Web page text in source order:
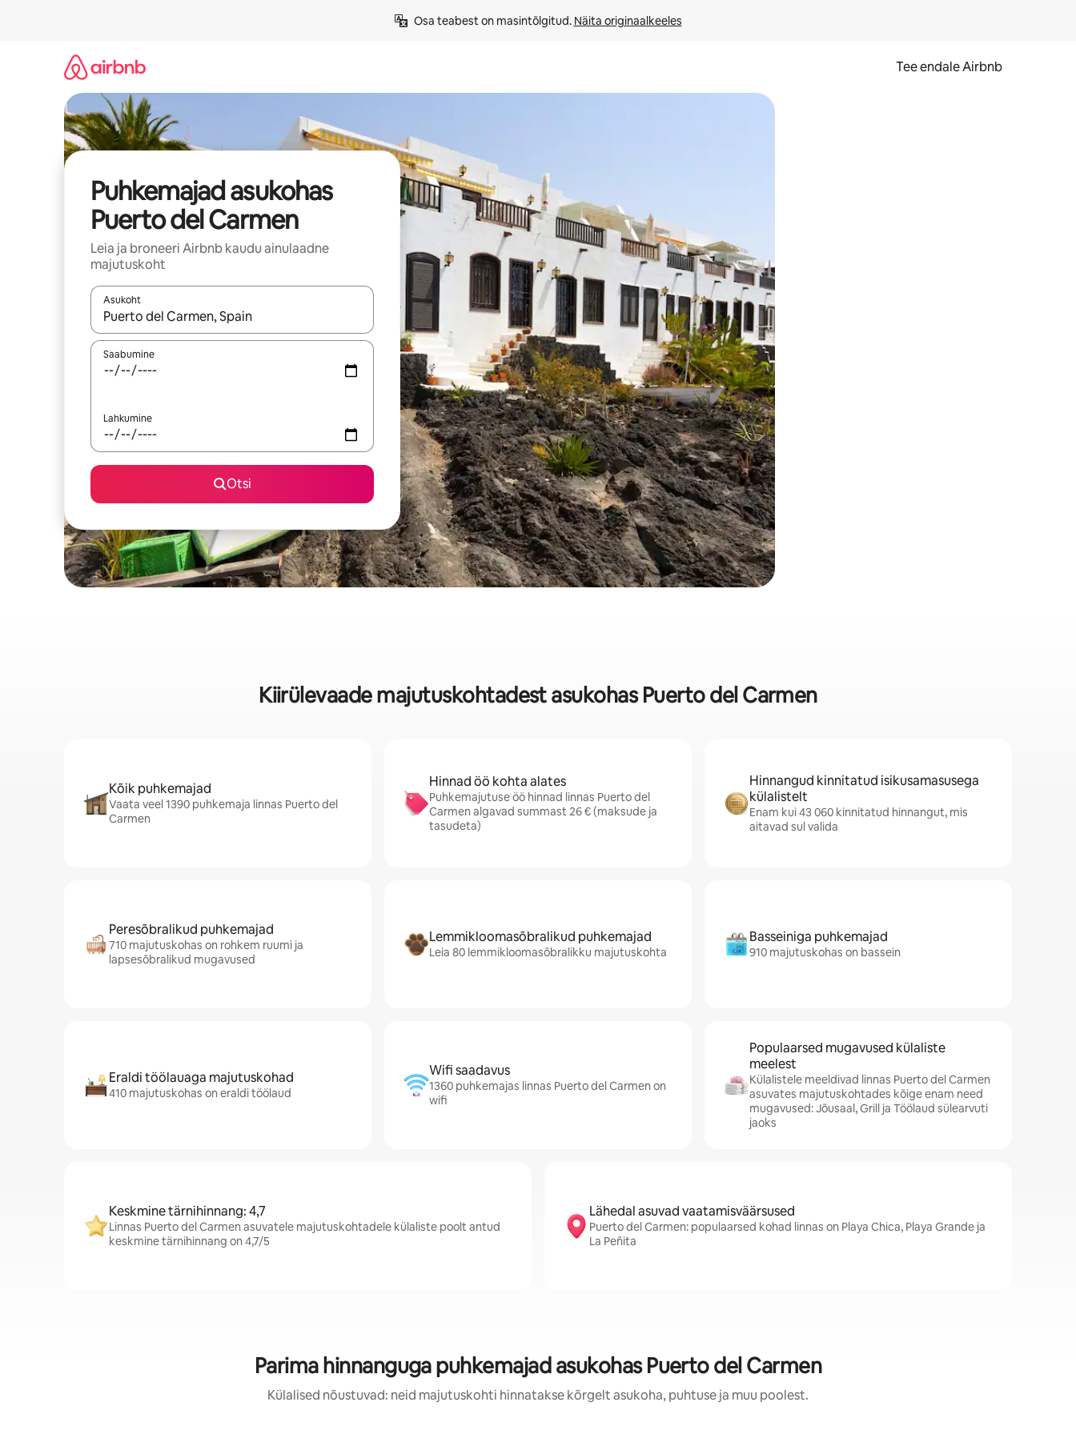
Osa teabest on masintõlgitud. Näita originaalkeeles
Tee endale Airbnb
Puhkemajad asukohas
Puerto del Carmen
Leia ja broneeri Airbnb kaudu ainulaadne
majutuskoht
Asukoht
Kui tulemused on kuvatud, liigu ekraanil nooleklahvidega või puuduta või tõmba mööda ekraani.
Saabumine
Lahkumine
Otsi
Kiirülevaade majutuskohtadest asukohas Puerto del Carmen
Kõik puhkemajad
Vaata veel 1390 puhkemaja linnas Puerto del
Carmen
Hinnad öö kohta alates
Puhkemajutuse öö hinnad linnas Puerto del
Carmen algavad summast 26 € (maksude ja
tasudeta)
Hinnangud kinnitatud isikusamasusega
külalistelt
Enam kui 43 060 kinnitatud hinnangut, mis
aitavad sul valida
Peresõbralikud puhkemajad
710 majutuskohas on rohkem ruumi ja
lapsesõbralikud mugavused
Lemmikloomasõbralikud puhkemajad
Leia 80 lemmikloomasõbralikku majutuskohta
Basseiniga puhkemajad
910 majutuskohas on bassein
Eraldi töölauaga majutuskohad
410 majutuskohas on eraldi töölaud
Wifi saadavus
1360 puhkemajas linnas Puerto del Carmen on
wifi
Populaarsed mugavused külaliste
meelest
Külalistele meeldivad linnas Puerto del Carmen
asuvates majutuskohtades kõige enam need
mugavused: Jõusaal, Grill ja Töölaud sülearvuti
jaoks
Keskmine tärnihinnang: 4,7
Linnas Puerto del Carmen asuvatele majutuskohtadele külaliste poolt antud
keskmine tärnihinnang on 4,7/5
Lähedal asuvad vaatamisväärsused
Puerto del Carmen: populaarsed kohad linnas on Playa Chica, Playa Grande ja
La Peñita
Parima hinnanguga puhkemajad asukohas Puerto del Carmen
Külalised nõustuvad: neid majutuskohti hinnatakse kõrgelt asukoha, puhtuse ja muu poolest.